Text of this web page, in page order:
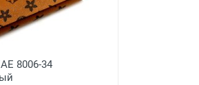
8006-34